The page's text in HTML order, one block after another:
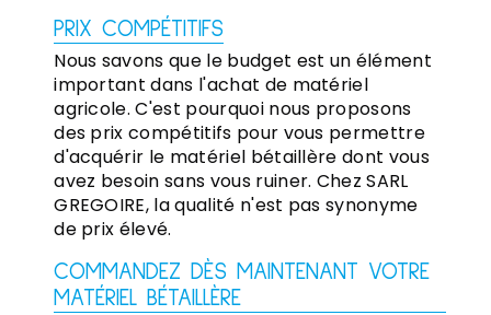
PRIX COMPÉTITIFS
Nous savons que le budget est un élément
important dans l'achat de matériel
agricole. C'est pourquoi nous proposons
des prix compétitifs pour vous permettre
d'acquérir le matériel bétaillère dont vous
avez besoin sans vous ruiner. Chez SARL
GREGOIRE, la qualité n'est pas synonyme
de prix élevé.
COMMANDEZ DÈS MAINTENANT VOTRE
MATÉRIEL BÉTAILLÈRE